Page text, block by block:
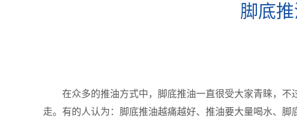
脚底
在众多的推油方式中，脚底推油一直很受大家青睐，不
走。有的人认为：脚底推油越痛越好、推油要大量喝水、脚